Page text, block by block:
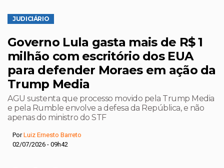
JUDICIÁRIO
Governo Lula gasta mais de R$ 1
milhão com escritório dos EUA
para defender Moraes em ação da
Trump Media
AGU sustenta que processo movido pela Trump Media
e pela Rumble envolve a defesa da República, e não
apenas do ministro do STF
PorLuiz Ernesto Barreto
02/07/2026 - 09h42